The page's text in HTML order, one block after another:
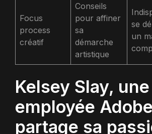
Focus
process
créatif
Conseils
pour affiner
sa
démarche
artistique
se
un
Kelsey Slay, une
employée Adobe
partage sa